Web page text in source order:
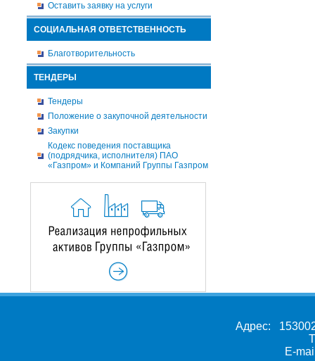
Оставить заявку на услуги
СОЦИАЛЬНАЯ ОТВЕТСТВЕННОСТЬ
Благотворительность
ТЕНДЕРЫ
Тендеры
Положение о закупочной деятельности
Закупки
Кодекс поведения поставщика
(подрядчика, исполнителя) ПАО
«Газпром» и Компаний Группы Газпром
Адрес:
E-